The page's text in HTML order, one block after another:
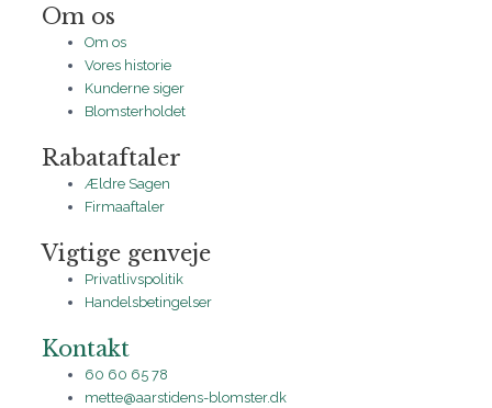
Om os
Om os
Vores historie
Kunderne siger
Blomsterholdet
Rabataftaler
Ældre Sagen
Firmaaftaler
Vigtige genveje
Privatlivspolitik
Handelsbetingelser
Kontakt
60 60 65 78
mette@aarstidens-blomster.dk